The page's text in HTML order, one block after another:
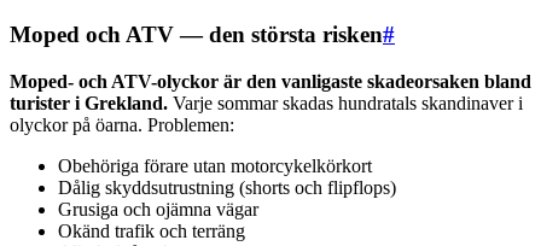
Moped och ATV — den största risken#
Moped- och ATV-olyckor är den vanligaste skadeorsaken bland
turister i Grekland. Varje sommar skadas hundratals skandinaver i
olyckor på öarna. Problemen:
Obehöriga förare utan motorcykelkörkort
Dålig skyddsutrustning (shorts och flipflops)
Grusiga och ojämna vägar
Okänd trafik och terräng